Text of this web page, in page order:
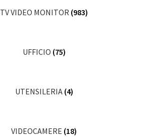
TV VIDEO MONITOR (983)
UFFICIO (75)
UTENSILERIA (4)
VIDEOCAMERE (18)